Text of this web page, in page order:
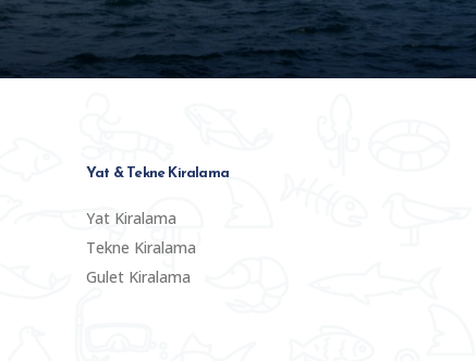
Yat & Tekne Kiralama
Yat Kiralama
Tekne Kiralama
Gulet Kiralama